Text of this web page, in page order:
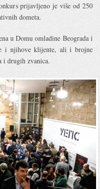
prijavljeno je više od 250
dometa.
u Domu omladine Beograda i
i njihove klijente, ali i brojne
i drugih zvanica.